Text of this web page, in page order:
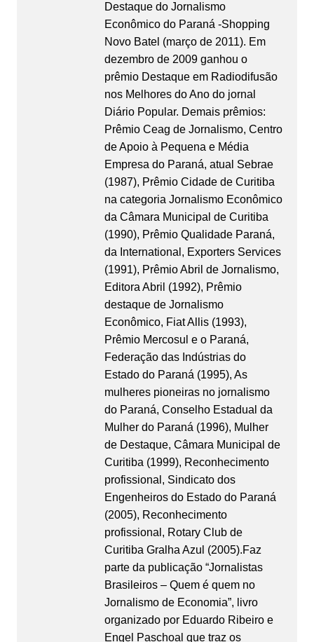
Destaque do Jornalismo
Econômico do Paraná -Shopping
Novo Batel (março de 2011). Em
dezembro de 2009 ganhou o
prêmio Destaque em Radiodifusão
nos Melhores do Ano do jornal
Diário Popular. Demais prêmios:
Prêmio Ceag de Jornalismo, Centro
de Apoio à Pequena e Média
Empresa do Paraná, atual Sebrae
(1987), Prêmio Cidade de Curitiba
na categoria Jornalismo Econômico
da Câmara Municipal de Curitiba
(1990), Prêmio Qualidade Paraná,
da International, Exporters Services
(1991), Prêmio Abril de Jornalismo,
Editora Abril (1992), Prêmio
destaque de Jornalismo
Econômico, Fiat Allis (1993),
Prêmio Mercosul e o Paraná,
Federação das Indústrias do
Estado do Paraná (1995), As
mulheres pioneiras no jornalismo
do Paraná, Conselho Estadual da
Mulher do Paraná (1996), Mulher
de Destaque, Câmara Municipal de
Curitiba (1999), Reconhecimento
profissional, Sindicato dos
Engenheiros do Estado do Paraná
(2005), Reconhecimento
profissional, Rotary Club de
Curitiba Gralha Azul (2005).Faz
parte da publicação “Jornalistas
Brasileiros – Quem é quem no
Jornalismo de Economia”, livro
organizado por Eduardo Ribeiro e
Engel Paschoal que traz os